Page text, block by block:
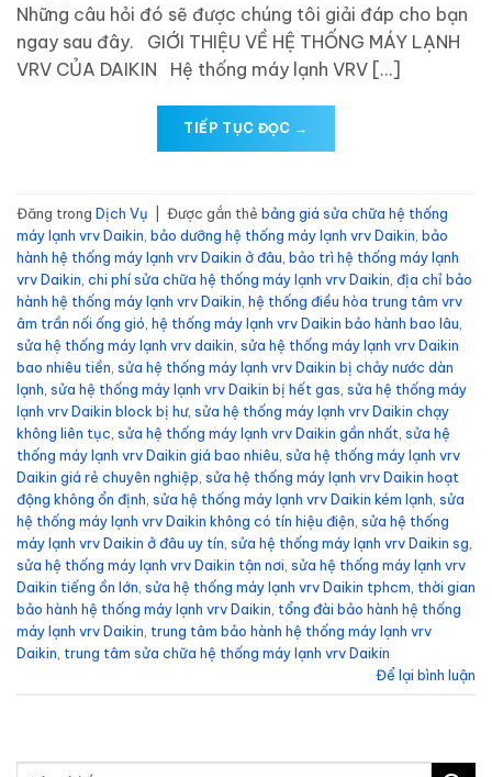
Những câu hỏi đó sẽ được chúng tôi giải đáp cho bạn
ngay sau đây. GIỚI THIỆU VỀ HỆ THỐNG MÁY LẠNH
VRV CỦA DAIKIN Hệ thống máy lạnh VRV […]
TIẾP TỤC ĐỌC →
Đăng trong Dịch Vụ Được gắn thẻ bảng giá sửa chữa hệ thống
máy lạnh vrv Daikin bảo dưỡng hệ thống máy lạnh vrv Daikin bảo
hành hệ thống máy lạnh vrv Daikin ở đâu bảo trì hệ thống máy lạnh
vrv Daikin chi phí sửa chữa hệ thống máy lạnh vrv Daikin địa chỉ bảo
hành hệ thống máy lạnh vrv Daikin hệ thống điều hòa trung tâm vrv
âm trần nối ống gió hệ thống máy lạnh vrv Daikin bảo hành bao lâu
sửa hệ thống máy lạnh vrv daikin sửa hệ thống máy lạnh vrv Daikin
bao nhiêu tiền sửa hệ thống máy lạnh vrv Daikin bị chảy nước dàn
lạnh sửa hệ thống máy lạnh vrv Daikin bị hết gas sửa hệ thống máy
lạnh vrv Daikin block bị hư, sửa hệ thống máy lạnh vrv Daikin chạy
không liên tục sửa hệ thống máy lạnh vrv Daikin gần nhất sửa hệ
thống máy lạnh vrv Daikin giá bao nhiêu sửa hệ thống máy lạnh vrv
Daikin giá rẻ chuyên nghiệp sửa hệ thống máy lạnh vrv Daikin hoạt
động không ổn định sửa hệ thống máy lạnh vrv Daikin kém lạnh sửa
hệ thống máy lạnh vrv Daikin không có tín hiệu điện sửa hệ thống
máy lạnh vrv Daikin ở đâu uy tín sửa hệ thống máy lạnh vrv Daikin sg
sửa hệ thống máy lạnh vrv Daikin tận nơi sửa hệ thống máy lạnh vrv
Daikin tiếng ồn lớn sửa hệ thống máy lạnh vrv Daikin tphcm thời gian
bảo hành hệ thống máy lạnh vrv Daikin tổng đài bảo hành hệ thống
máy lạnh vrv Daikin trung tâm bảo hành hệ thống máy lạnh vrv
Daikin trung tâm sửa chữa hệ thống máy lạnh vrv Daikin
Để lại bình luận